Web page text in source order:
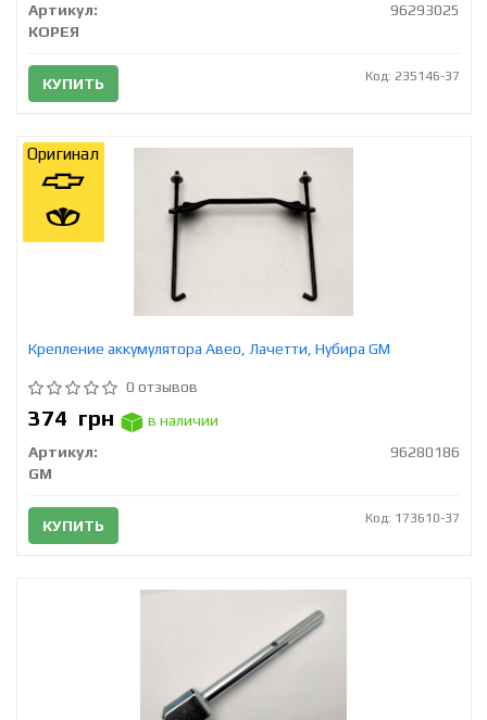
Артикул:
96293025
КОРЕЯ
КУПИТЬ Код: 235146-37
Крепление аккумулятора Авео, Лачетти, Нубира GM
0 отзывов
374 грн
в наличии
Артикул:
96280186
GM
КУПИТЬ Код: 173610-37
Оригинал